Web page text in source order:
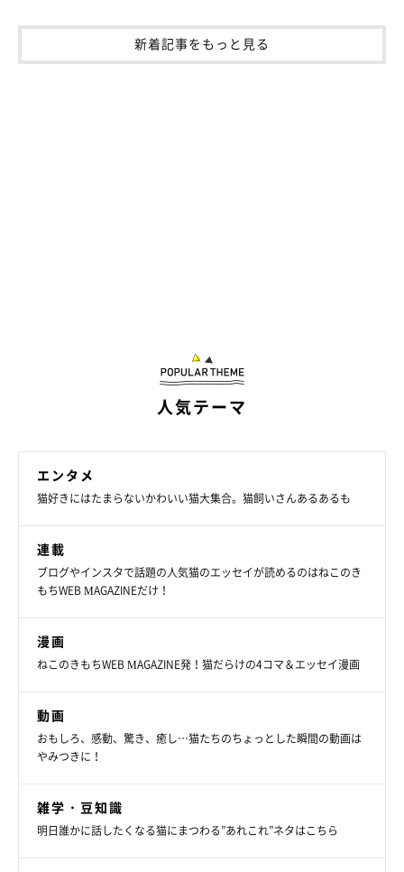
@monacat1129
ん。お迎えしてからの日々を振り返り、飼い主さんはモナちゃん
飼い主さん：
「『幸せにしてあげたい！』とお迎えしたにもかかわらず、
は家族に最高の幸せを運んできてくれた私たちの宝物です！ 私
にとっては大好きな家族であり、可愛い子どもであり、家族で唯
一女同士の良い相棒です」
新着記事をもっと見る
人気テーマ
エンタメ
猫好きにはたまらないかわいい猫大集合。猫飼いさんあるあるも
連載
ブログやインスタで話題の人気猫のエッセイが読めるのはねこのき
もちWEB MAGAZINEだけ！
漫画
ねこのきもちWEB MAGAZINE発！猫だらけの4コマ＆エッセイ漫画
動画
おもしろ、感動、驚き、癒し…猫たちのちょっとした瞬間の動画は
やみつきに！
雑学・豆知識
明日誰かに話したくなる猫にまつわる”あれこれ”ネタはこちら